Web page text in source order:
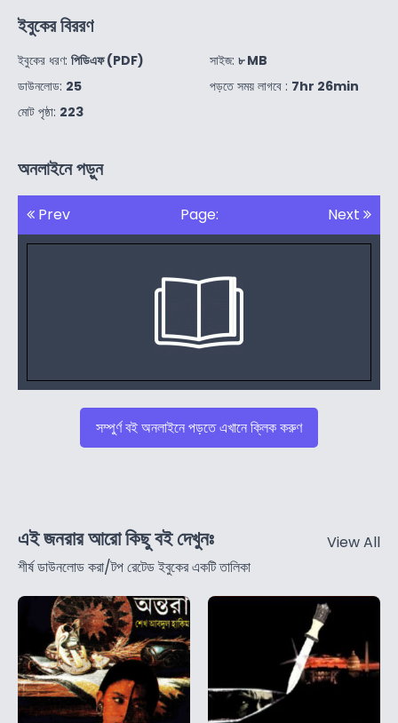
ইবুকের বিররণ
ইবুকের ধরণ: পিডিএফ (PDF)
ডাউনলোড: 25
মোট পৃষ্ঠা: 223
সাইজ: ৮ MB
পড়তে সময় লাগবে : 7hr 26min
অনলাইনে পড়ুন
Prev Page: Next
সম্পুর্ণ বই অনলাইনে পড়তে এখানে ক্লিক করুণ
এই জনরার আরো কিছু বই দেখুনঃ
শীর্ষ ডাউনলোড করা/টপ রেটেড ইবুকের একটি তালিকা
View All